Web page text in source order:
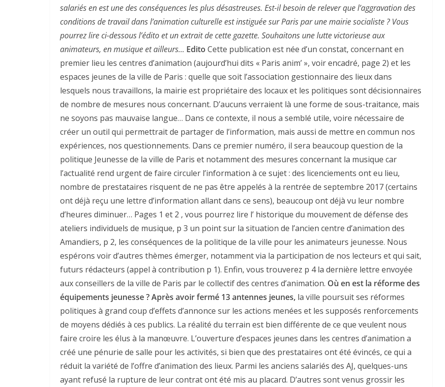
salariés en est une des conséquences les plus désastreuses. Est-il besoin de relever que l’aggravation des
conditions de travail dans l’animation culturelle est instiguée sur Paris par une mairie socialiste ? Vous
pourrez lire ci-dessous l’édito et un extrait de cette gazette. Souhaitons une lutte victorieuse aux
animateurs, en musique et ailleurs… Edito Cette publication est née d’un constat, concernant en
premier lieu les centres d’animation (aujourd’hui dits « Paris anim’ », voir encadré, page 2) et les
espaces jeunes de la ville de Paris : quelle que soit l’association gestionnaire des lieux dans
lesquels nous travaillons, la mairie est propriétaire des locaux et les politiques sont décisionnaires
de nombre de mesures nous concernant. D’aucuns verraient là une forme de sous-traitance, mais
ne soyons pas mauvaise langue… Dans ce contexte, il nous a semblé utile, voire nécessaire de
créer un outil qui permettrait de partager de l’information, mais aussi de mettre en commun nos
expériences, nos questionnements. Dans ce premier numéro, il sera beaucoup question de la
politique Jeunesse de la ville de Paris et notamment des mesures concernant la musique car
l’actualité rend urgent de faire circuler l’information à ce sujet : des licenciements ont eu lieu,
nombre de prestataires risquent de ne pas être appelés à la rentrée de septembre 2017 (certains
ont déjà reçu une lettre d’information allant dans ce sens), beaucoup ont déjà vu leur nombre
d’heures diminuer… Pages 1 et 2 , vous pourrez lire l’ historique du mouvement de défense des
ateliers individuels de musique, p 3 un point sur la situation de l’ancien centre d’animation des
Amandiers, p 2, les conséquences de la politique de la ville pour les animateurs jeunesse. Nous
espérons voir d’autres thèmes émerger, notamment via la participation de nos lecteurs et qui sait,
futurs rédacteurs (appel à contribution p 1). Enfin, vous trouverez p 4 la dernière lettre envoyée
aux conseillers de la ville de Paris par le collectif des centres d’animation. Où en est la réforme des
équipements jeunesse ?Après avoir fermé 13 antennes jeunes, la ville poursuit ses réformes
politiques à grand coup d’effets d’annonce sur les actions menées et les supposés renforcements
de moyens dédiés à ces publics. La réalité du terrain est bien différente de ce que veulent nous
faire croire les élus à la manœuvre. L’ouverture d’espaces jeunes dans les centres d’animation a
créé une pénurie de salle pour les activités, si bien que des prestataires ont été évincés, ce qui a
réduit la variété de l’offre d’animation des lieux. Parmi les anciens salariés des AJ, quelques-uns
ayant refusé la rupture de leur contrat ont été mis au placard. D’autres sont venus grossir les